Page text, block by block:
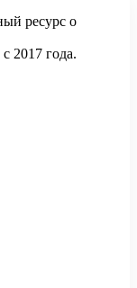
ресурс о
2017 года.